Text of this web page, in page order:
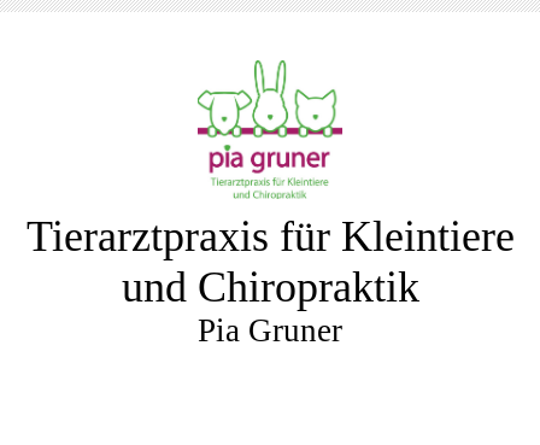
Tierarztpraxis für Kleintiere
und Chiropraktik
Pia Gruner